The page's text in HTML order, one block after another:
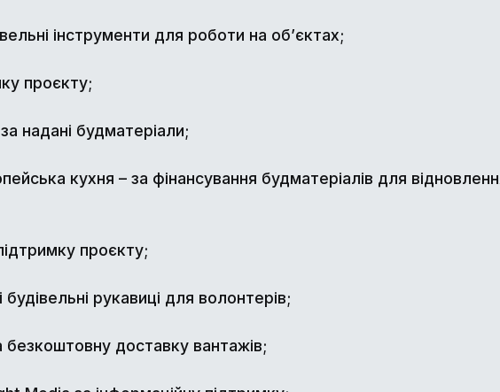
інструменти для роботи на об’єктах;
проєкту;
надані будматеріали;
кухня – за фінансування будматеріалів для
проєкту;
рукавиці для волонтерів;
безкоштовну доставку вантажів;